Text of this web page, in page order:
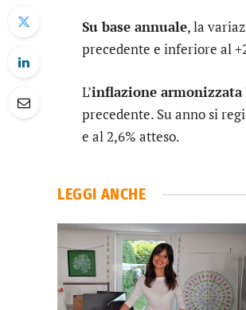
Su base annuale, la
precedente e inferiore al
L’inflazione armonizzata
precedente. Su anno si
e al 2,6% atteso.
LEGGI ANCHE